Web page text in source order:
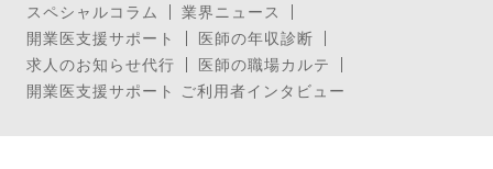
スペシャルコラム
業界ニュース
開業医支援サポート
医師の年収診断
求人のお知らせ代行
医師の職場カルテ
開業医支援サポート ご利用者インタビュー